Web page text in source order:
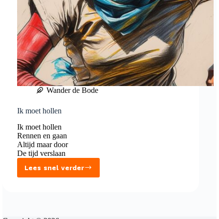
Wander de Bode
Ik moet hollen
Ik moet hollen
Rennen en gaan
Altijd maar door
De tijd verslaan
Lees snel verder
Ik